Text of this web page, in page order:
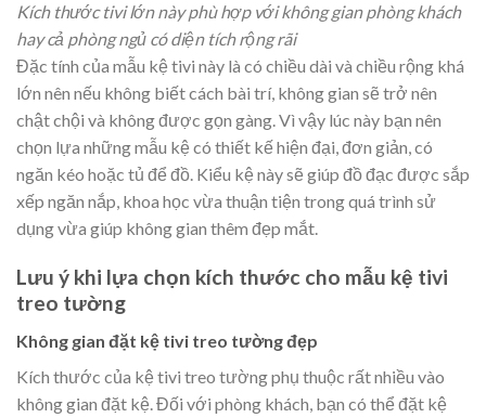
Kích thước tivi lớn này phù hợp với không gian phòng khách
hay cả phòng ngủ có diện tích rộng rãi
Đặc tính của mẫu kệ tivi này là có chiều dài và chiều rộng khá
lớn nên nếu không biết cách bài trí, không gian sẽ trở nên
chật chội và không được gọn gàng. Vì vậy lúc này bạn nên
chọn lựa những mẫu kệ có thiết kế hiện đại, đơn giản, có
ngăn kéo hoặc tủ để đồ. Kiểu kệ này sẽ giúp đồ đạc được sắp
xếp ngăn nắp, khoa học vừa thuận tiện trong quá trình sử
dụng vừa giúp không gian thêm đẹp mắt.
Lưu ý khi lựa chọn kích thước cho mẫu kệ tivi
treo tường
Không gian đặt kệ tivi treo tường đẹp
Kích thước của kệ tivi treo tường phụ thuộc rất nhiều vào
không gian đặt kệ. Đối với phòng khách, bạn có thể đặt kệ